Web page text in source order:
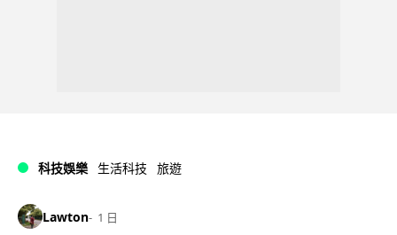
科技娛樂 生活科技 旅遊
Lawton 1 日